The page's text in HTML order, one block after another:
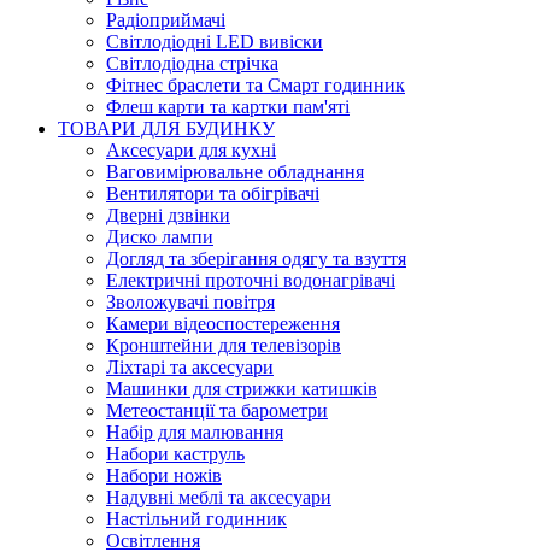
Радіоприймачі
Світлодіодні LED вивіски
Світлодіодна стрічка
Фітнес браслети та Смарт годинник
Флеш карти та картки пам'яті
ТОВАРИ ДЛЯ БУДИНКУ
Аксесуари для кухні
Ваговимірювальне обладнання
Вентилятори та обігрівачі
Дверні дзвінки
Диско лампи
Догляд та зберігання одягу та взуття
Електричні проточні водонагрівачі
Зволожувачі повітря
Камери відеоспостереження
Кронштейни для телевізорів
Ліхтарі та аксесуари
Машинки для стрижки катишків
Метеостанції та барометри
Набір для малювання
Набори каструль
Набори ножів
Надувні меблі та аксесуари
Настільний годинник
Освітлення